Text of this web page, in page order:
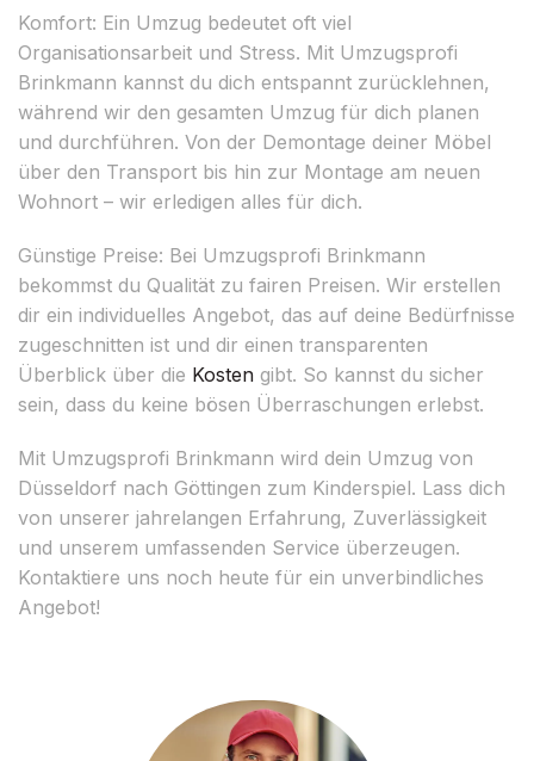
Komfort: Ein Umzug bedeutet oft viel
Organisationsarbeit und Stress. Mit Umzugsprofi
Brinkmann kannst du dich entspannt zurücklehnen,
während wir den gesamten Umzug für dich planen
und durchführen. Von der Demontage deiner Möbel
über den Transport bis hin zur Montage am neuen
Wohnort – wir erledigen alles für dich.
Günstige Preise: Bei Umzugsprofi Brinkmann
bekommst du Qualität zu fairen Preisen. Wir erstellen
dir ein individuelles Angebot, das auf deine Bedürfnisse
zugeschnitten ist und dir einen transparenten
Überblick über die Kosten gibt. So kannst du sicher
sein, dass du keine bösen Überraschungen erlebst.
Mit Umzugsprofi Brinkmann wird dein Umzug von
Düsseldorf nach Göttingen zum Kinderspiel. Lass dich
von unserer jahrelangen Erfahrung, Zuverlässigkeit
und unserem umfassenden Service überzeugen.
Kontaktiere uns noch heute für ein unverbindliches
Angebot!